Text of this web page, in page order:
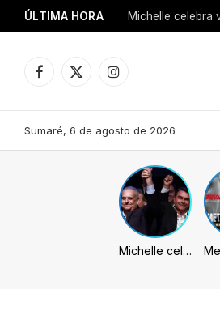
ÚLTIMA HORA Michelle celebra
Facebook
X
Instagram
Sumaré, 6 de agosto de 2026
Michelle celebra vice de Flávio: “Que chapa possa ser vitoriosa”